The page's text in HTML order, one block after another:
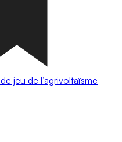
jeu de l’agrivoltaïsme